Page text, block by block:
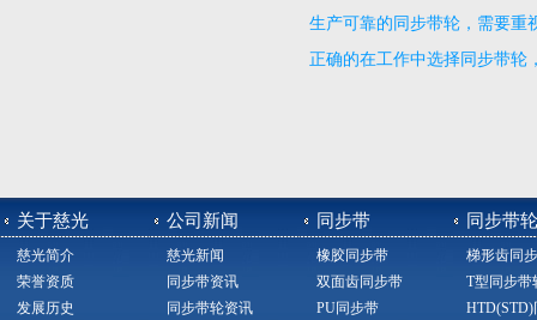
生产可靠的同步带轮，需要重
正确的在工作中选择同步带轮
关于慈光
慈光简介
荣誉资质
发展历史
公司新闻
慈光新闻
同步带资讯
同步带轮资讯
同步带
橡胶同步带
双面齿同步带
PU同步带
同步带轮
梯形齿同
T型同步带